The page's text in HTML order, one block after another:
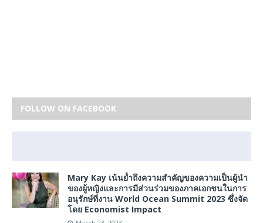
FOLLOW ON FACEBOOK
Mary Kay เน้นย้ำถึงความสำคัญของความเป็นผู้นำ
ของผู้หญิงและการมีส่วนร่วมของภาคเอกชนในการ
อนุรักษ์ที่งาน World Ocean Summit 2023 ซึ่งจัด
โดย Economist Impact